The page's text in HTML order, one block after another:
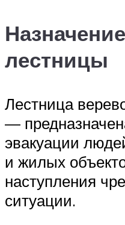
лестницы
Лестница
—
эвакуации
и жилых
наступления
ситуации.